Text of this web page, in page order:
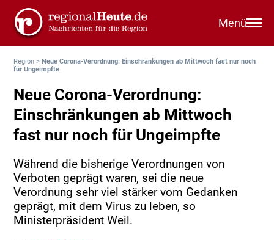
Menü
Region >Neue Corona-Verordnung: Einschränkungen ab Mittwoch fast nur noch
für Ungeimpfte
Neue Corona-Verordnung:
Einschränkungen ab Mittwoch
fast nur noch für Ungeimpfte
Während die bisherige Verordnungen von
Verboten geprägt waren, sei die neue
Verordnung sehr viel stärker vom Gedanken
geprägt, mit dem Virus zu leben, so
Ministerpräsident Weil.